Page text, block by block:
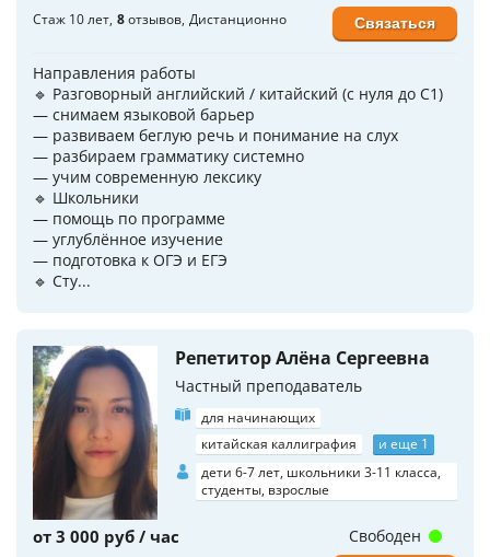
Стаж 10 лет 8отзывов Дистанционно
Направления работы
🔹 Разговорный английский / китайский (с нуля до C1)
— снимаем языковой барьер
— развиваем беглую речь и понимание на слух
— разбираем грамматику системно
— учим современную лексику
🔹 Школьники
— помощь по программе
— углублённое изучение
— подготовка к ОГЭ и ЕГЭ
🔹 Сту...
Связаться
Репетитор Алёна Сергеевна
Частный преподаватель
для начинающих
китайская каллиграфия
и еще 1
дети 6-7 лет, школьники 3-11 класса,
студенты, взрослые
от 3 000 руб / час Свободен